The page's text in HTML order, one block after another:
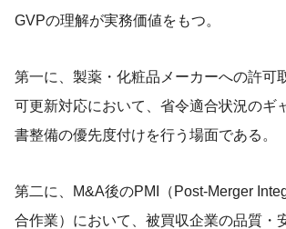
GVPの理解が実務価値をもつ。
第一に、製薬・化粧品メーカーへの許可
可更新対応において、省令適合状況のギ
書整備の優先度付けを行う場面である。
第二に、M&A後のPMI（Post-Merger
合作業）において、被買収企業の品質・